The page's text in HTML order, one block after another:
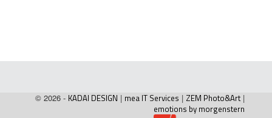
© 2026 - KADAI DESIGN | mea IT Services | ZEM Photo&Art |
emotions by morgenstern